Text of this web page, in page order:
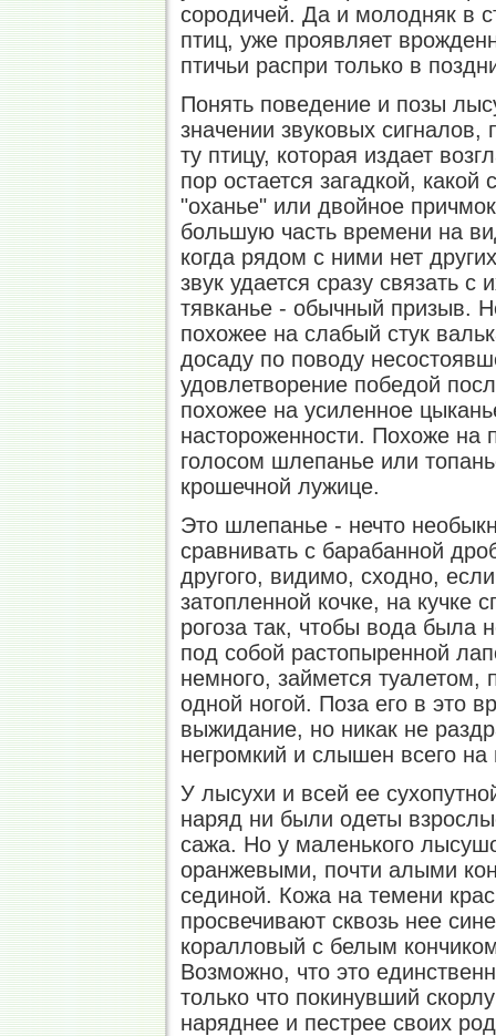
сородичей. Да и молодняк в
птиц, уже проявляет
птичьи распри только в
Понять поведение и позы
значении звуковых
ту птицу, которая издает
пор остается загадкой, какой
"оханье" или двойное
большую часть времени на
когда рядом с ними нет
звук удается сразу связать
тявканье - обычный призыв.
похожее на слабый стук
досаду по поводу
удовлетворение победой
похожее на усиленное
настороженности. Похоже на
голосом шлепанье или
крошечной лужице.
Это шлепанье - нечто
сравнивать с барабанной
другого, видимо, сходно,
затопленной кочке, на кучке
рогоза так, чтобы вода была
под собой растопыренной
немного, займется туалетом,
одной ногой. Поза его в это
выжидание, но никак не
негромкий и слышен всего на
У лысухи и всей ее
наряд ни были одеты
сажа. Но у маленького
оранжевыми, почти алыми
сединой. Кожа на темени
просвечивают сквозь нее
коралловый с белым
Возможно, что это
только что покинувший
наряднее и пестрее своих